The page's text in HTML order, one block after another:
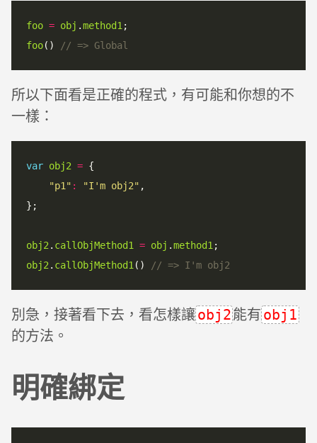
foo = obj .method1
foo()
所以下面看是正確的程式，有可能和你想的不
一樣：
var obj2 = {
"p1" : "I'm obj2" ,
};
obj2. callObjMethod1 = obj .method1
obj2. callObjMethod1()
別急，接著看下去，看怎樣讓obj2能有obj1
的方法。
明確綁定